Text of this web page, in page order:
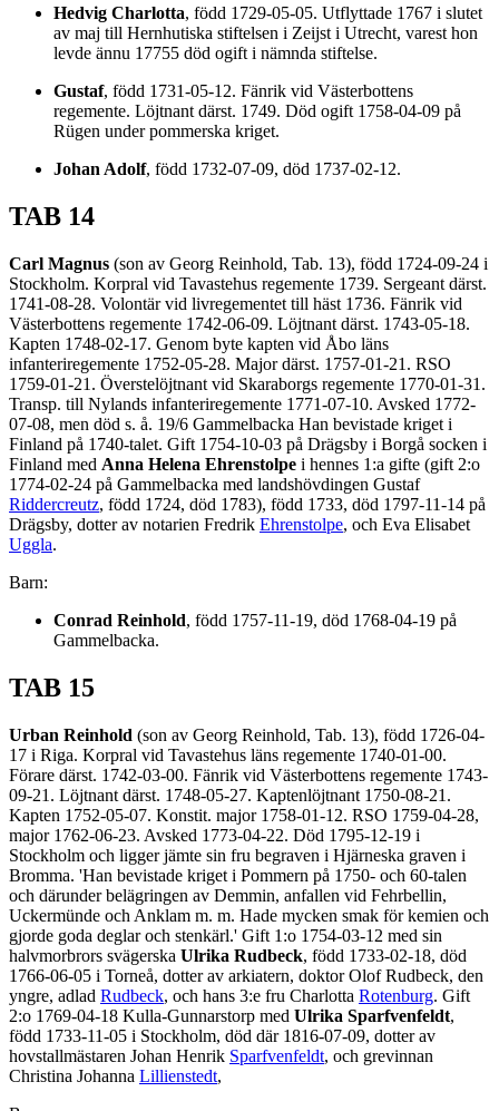
Hedvig Charlotta, född 1729-05-05. Utflyttade 1767 i slutet
av maj till Hernhutiska stiftelsen i Zeijst i Utrecht, varest hon
levde ännu 17755 död ogift i nämnda stiftelse.
Gustaf, född 1731-05-12. Fänrik vid Västerbottens
regemente. Löjtnant därst. 1749. Död ogift 1758-04-09 på
Rügen under pommerska kriget.
Johan Adolf, född 1732-07-09, död 1737-02-12.
TAB 14
Carl Magnus (son av Georg Reinhold, Tab. 13), född 1724-09-24 i
Stockholm. Korpral vid Tavastehus regemente 1739. Sergeant därst.
1741-08-28. Volontär vid livregementet till häst 1736. Fänrik vid
Västerbottens regemente 1742-06-09. Löjtnant därst. 1743-05-18.
Kapten 1748-02-17. Genom byte kapten vid Åbo läns
infanteriregemente 1752-05-28. Major därst. 1757-01-21. RSO
1759-01-21. Överstelöjtnant vid Skaraborgs regemente 1770-01-31.
Transp. till Nylands infanteriregemente 1771-07-10. Avsked 1772-
07-08, men död s. å. 19/6 Gammelbacka Han bevistade kriget i
Finland på 1740-talet. Gift 1754-10-03 på Drägsby i Borgå socken i
Finland med Anna Helena Ehrenstolpe i hennes 1:a gifte (gift 2:o
1774-02-24 på Gammelbacka med landshövdingen Gustaf
Riddercreutz, född 1724, död 1783), född 1733, död 1797-11-14 på
Drägsby, dotter av notarien Fredrik Ehrenstolpe, och Eva Elisabet
Uggla.
Barn:
Conrad Reinhold, född 1757-11-19, död 1768-04-19 på
Gammelbacka.
TAB 15
Urban Reinhold (son av Georg Reinhold, Tab. 13), född 1726-04-
17 i Riga. Korpral vid Tavastehus läns regemente 1740-01-00.
Förare därst. 1742-03-00. Fänrik vid Västerbottens regemente 1743-
09-21. Löjtnant därst. 1748-05-27. Kaptenlöjtnant 1750-08-21.
Kapten 1752-05-07. Konstit. major 1758-01-12. RSO 1759-04-28,
major 1762-06-23. Avsked 1773-04-22. Död 1795-12-19 i
Stockholm och ligger jämte sin fru begraven i Hjärneska graven i
Bromma. 'Han bevistade kriget i Pommern på 1750- och 60-talen
och därunder belägringen av Demmin, anfallen vid Fehrbellin,
Uckermünde och Anklam m. m. Hade mycken smak för kemien och
gjorde goda deglar och stenkärl.' Gift 1:o 1754-03-12 med sin
halvmorbrors svägerska Ulrika Rudbeck, född 1733-02-18, död
1766-06-05 i Torneå, dotter av arkiatern, doktor Olof Rudbeck, den
yngre, adlad Rudbeck, och hans 3:e fru Charlotta Rotenburg. Gift
2:o 1769-04-18 Kulla-Gunnarstorp med Ulrika Sparfvenfeldt,
född 1733-11-05 i Stockholm, död där 1816-07-09, dotter av
hovstallmästaren Johan Henrik Sparfvenfeldt, och grevinnan
Christina Johanna Lillienstedt,